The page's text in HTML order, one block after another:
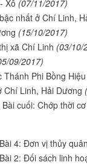
Xô (07/11/2017)
nhất ở Chí Linh,
(15/10/2017)
xã Chí Linh (03/10/
09/2017)
Phi Bồng
Linh, Hải Dương
cuối: Chớp thời
4: Đơn vị thủy
2: Ðối sách linh